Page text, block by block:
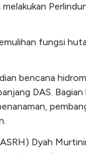
fungsi
bencana
DAS.
Dyah